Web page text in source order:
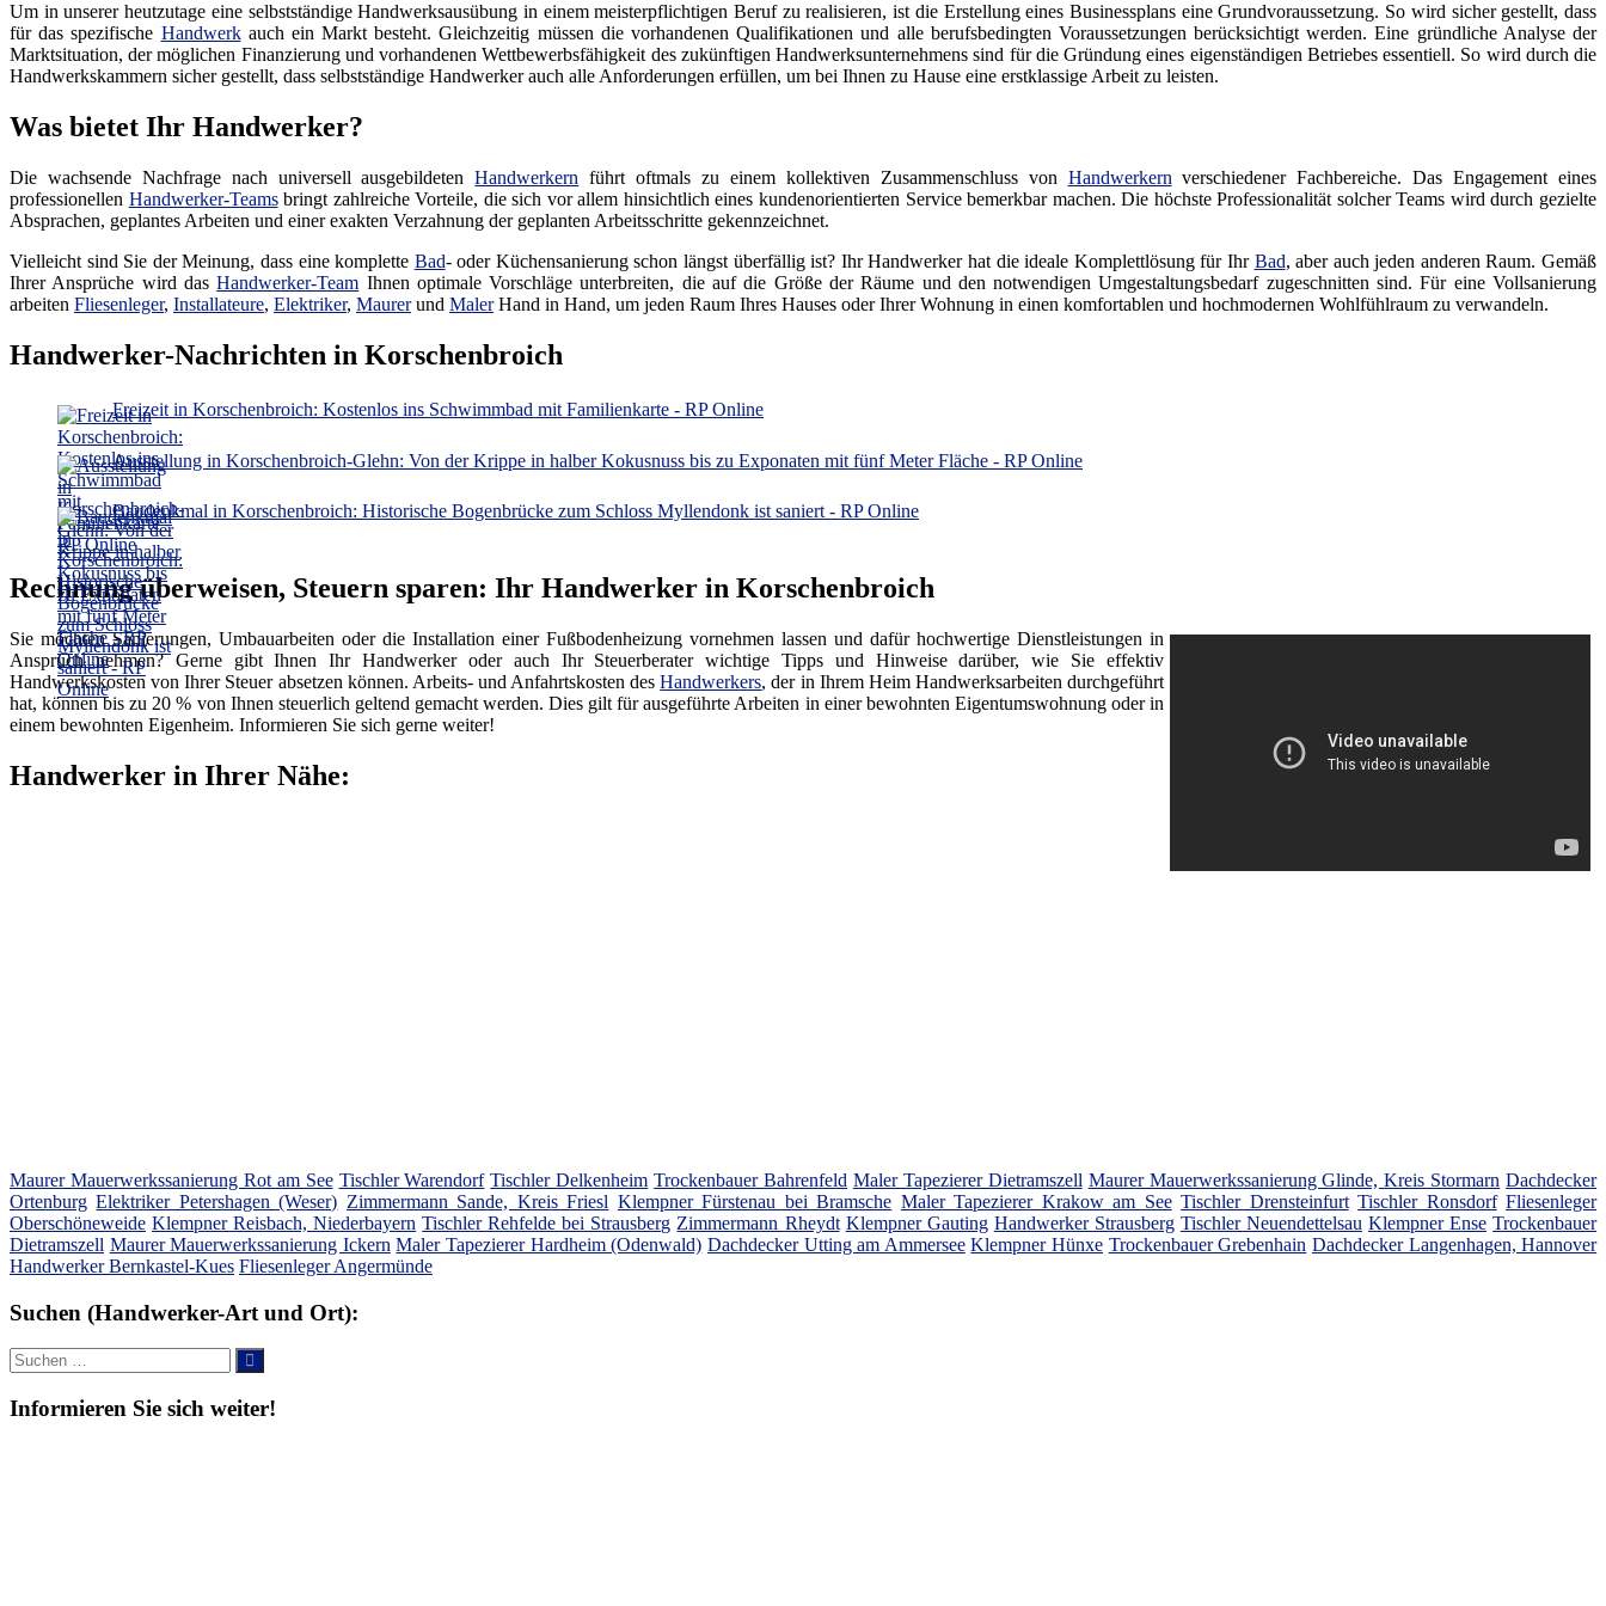
Um in unserer heutzutage eine selbstständige Handwerksausübung in einem meisterpflichtigen Beruf zu realisieren, ist die Erstellung eines Businessplans eine Grundvoraussetzung. So wird sicher gestellt, dass
für das spezifische Handwerkauch ein Markt besteht. Gleichzeitig müssen die vorhandenen Qualifikationen und alle berufsbedingten Voraussetzungen berücksichtigt werden. Eine gründliche Analyse der
Marktsituation, der möglichen Finanzierung und vorhandenen Wettbewerbsfähigkeit des zukünftigen Handwerksunternehmens sind für die Gründung eines eigenständigen Betriebes essentiell. So wird durch die
Handwerkskammern sicher gestellt, dass selbstständige Handwerker auch alle Anforderungen erfüllen, um bei Ihnen zu Hause eine erstklassige Arbeit zu leisten.
Was bietet Ihr Handwerker?
Die wachsende Nachfrage nach universell ausgebildetenHandwerkern führt oftmals zu einem kollektiven Zusammenschluss von Handwerkern verschiedener Fachbereiche. Das Engagement eines
professionellen Handwerker-Teamsbringt zahlreiche Vorteile, die sich vor allem hinsichtlich eines kundenorientierten Service bemerkbar machen. Die höchste Professionalität solcher Teams wird durch gezielte
Absprachen, geplantes Arbeiten und einer exakten Verzahnung der geplanten Arbeitsschritte gekennzeichnet.
Vielleicht sind Sie der Meinung, dass eine komplette Bad- oder Küchensanierung schon längst überfällig ist? Ihr Handwerker hat die ideale Komplettlösung für Ihr Bad, aber auch jeden anderen Raum. Gemäß
Ihrer Ansprüche wird dasHandwerker-Team Ihnen optimale Vorschläge unterbreiten, die auf die Größe der Räume und den notwendigen Umgestaltungsbedarf zugeschnitten sind. Für eine Vollsanierung
arbeiten Fliesenleger, Installateure, Elektriker, Maurerund MalerHand in Hand, um jeden Raum Ihres Hauses oder Ihrer Wohnung in einen komfortablen und hochmodernen Wohlfühlraum zu verwandeln.
Handwerker-Nachrichten in Korschenbroich
Freizeit in Korschenbroich: Kostenlos ins Schwimmbad mit Familienkarte - RP Online
Ausstellung in Korschenbroich-Glehn: Von der Krippe in halber Kokusnuss bis zu Exponaten mit fünf Meter Fläche - RP Online
Baudenkmal in Korschenbroich: Historische Bogenbrücke zum Schloss Myllendonk ist saniert - RP Online
Rechnung überweisen, Steuern sparen: Ihr Handwerker in Korschenbroich
Sie möchten Sanierungen, Umbauarbeiten oder die Installation einer Fußbodenheizung vornehmen lassen und dafür hochwertige Dienstleistungen in
Anspruch nehmen? Gerne gibt Ihnen Ihr Handwerker oder auch Ihr Steuerberater wichtige Tipps und Hinweise darüber, wie Sie effektiv
Handwerkskosten von Ihrer Steuer absetzen können. Arbeits- und Anfahrtskosten desHandwerkers, der in Ihrem Heim Handwerksarbeiten durchgeführt
hat, können bis zu 20 % von Ihnen steuerlich geltend gemacht werden. Dies gilt für ausgeführte Arbeiten in einer bewohnten Eigentumswohnung oder in
einem bewohnten Eigenheim. Informieren Sie sich gerne weiter!
Handwerker in Ihrer Nähe:
Maurer Mauerwerkssanierung Rot am See Tischler Warendorf Tischler Delkenheim Trockenbauer Bahrenfeld Maler Tapezierer Dietramszell Maurer Mauerwerkssanierung Glinde, Kreis Stormarn Dachdecker
Ortenburg Elektriker Petershagen (Weser) Zimmermann Sande, Kreis Friesl Klempner Fürstenau bei Bramsche Maler Tapezierer Krakow am See Tischler Drensteinfurt Tischler Ronsdorf Fliesenleger
Oberschöneweide Klempner Reisbach, Niederbayern Tischler Rehfelde bei Strausberg Zimmermann Rheydt Klempner Gauting Handwerker Strausberg Tischler Neuendettelsau Klempner Ense Trockenbauer
Dietramszell Maurer Mauerwerkssanierung Ickern Maler Tapezierer Hardheim (Odenwald) Dachdecker Utting am Ammersee Klempner Hünxe Trockenbauer Grebenhain Dachdecker Langenhagen, Hannover
Handwerker Bernkastel-Kues Fliesenleger Angermünde
Suchen (Handwerker-Art und Ort):
Suche
nach:
Suchen
Informieren Sie sich weiter!